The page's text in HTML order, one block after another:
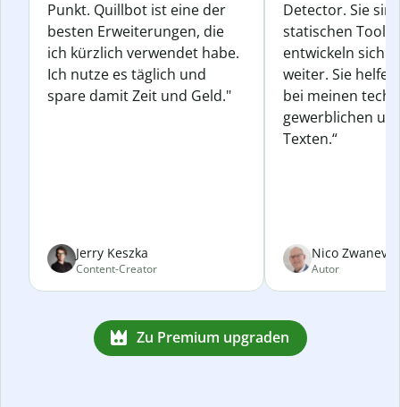
Punkt. Quillbot ist eine der
besten Erweiterungen, die
ich kürzlich verwendet habe.
Ich nutze es täglich und
spare damit Zeit und Geld."
Jerry Keszka
Content-Creator
Detector. Sie
statischen
entwickeln sich
weiter. Sie
bei meinen
gewerblichen
Texten.“
Nico
Autor
Zu Premium upgraden